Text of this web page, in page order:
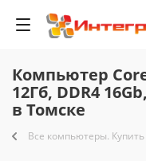
Компьютер Core
12Гб, DDR4
в Томске
Все компьютеры.